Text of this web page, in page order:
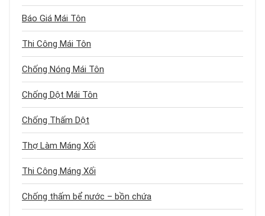
Báo Giá Mái Tôn
Thi Công Mái Tôn
Chống Nóng Mái Tôn
Chống Dột Mái Tôn
Chống Thấm Dột
Thợ Làm Máng Xối
Thi Công Máng Xối
Chống thấm bể nước – bồn chứa